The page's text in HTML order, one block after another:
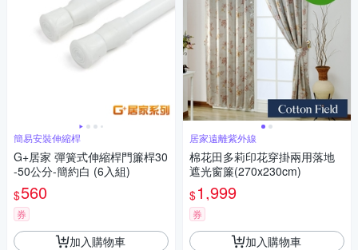
簡易安裝伸縮桿
G+居家 彈簧式伸縮桿門簾桿30
-50公分-簡約白 (6入組)
$560
券
加入購物車
居家遠離紫外線
棉花田多莉印花穿掛兩用落地
遮光窗簾(270x230cm)
$1,999
券
加入購物車